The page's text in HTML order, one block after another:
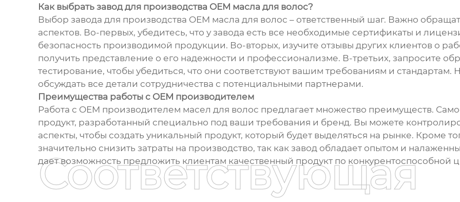
Как выбрать завод для производства OEM масла для волос?
Выбор завода для производства OEM масла для волос – ответственный шаг. Важно
аспектов. Во-первых, убедитесь, что у завода есть все необходимые сертификаты и
безопасность производимой продукции. Во-вторых, изучите отзывы других клиентов о
получить представление о его надежности и профессионализме. В-третьих, запросите
тестирование, чтобы убедиться, что они соответствуют вашим требованиям и стандартам.
обсуждать все детали сотрудничества с потенциальными партнерами.
Преимущества работы с OEM производителем
Работа с OEM производителем масел для волос предлагает множество преимуществ.
продукт, разработанный специально под ваши требования и бренд. Вы можете
аспекты, чтобы создать уникальный продукт, который будет выделяться на рынке. Кроме
значительно снизить затраты на производство, так как завод обладает опытом и
дает возможность предложить клиентам качественный продукт по конкурентоспособной
Соответствующая